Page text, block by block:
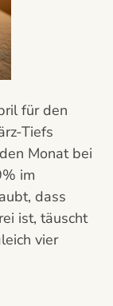
für den
Tiefs
Monat bei
im
dass
ist, täuscht
vier